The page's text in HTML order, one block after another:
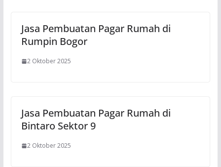
Jasa Pembuatan Pagar Rumah di
Rumpin Bogor
2 Oktober 2025
Jasa Pembuatan Pagar Rumah di
Bintaro Sektor 9
2 Oktober 2025